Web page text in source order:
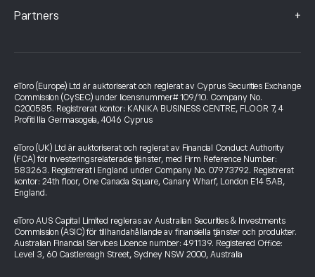
Partners +
eToro (Europe) Ltd är auktoriserat och reglerat av Cyprus Securities Exchange
Commission (CySEC) under licensnummer# 109/10. Company No.
C200585. Registrerat kontor: KANIKA BUSINESS CENTRE, FLOOR 7, 4
Profiti Ilia Germasogeia, 4046 Cyprus
eToro (UK) Ltd är auktoriserat och reglerat av Financial Conduct Authority
(FCA) för investeringsrelaterade tjänster, med Firm Reference Number:
583263. Registrerat i England under Company No. 07973792. Registrerat
kontor: 24th floor, One Canada Square, Canary Wharf, London E14 5AB,
England.
eToro AUS Capital Limited regleras av Australian Securities & Investments
Commission (ASIC) för tillhandahållande av finansiella tjänster och produkter.
Australian Financial Services Licence number: 491139. Registered Office:
Level 3, 60 Castlereagh Street, Sydney NSW 2000, Australia